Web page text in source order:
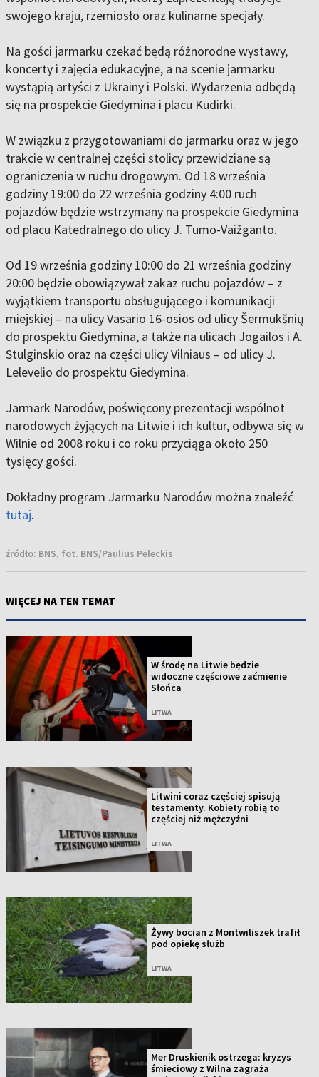
swojego kraju, rzemiosło oraz kulinarne specjały.
Na gości jarmarku czekać będą różnorodne wystawy,
koncerty i zajęcia edukacyjne, a na scenie jarmarku
wystąpią artyści z Ukrainy i Polski. Wydarzenia odbędą
się na prospekcie Giedymina i placu Kudirki.
W związku z przygotowaniami do jarmarku oraz w jego
trakcie w centralnej części stolicy przewidziane są
ograniczenia w ruchu drogowym. Od 18 września
godziny 19:00 do 22 września godziny 4:00 ruch
pojazdów będzie wstrzymany na prospekcie Giedymina
od placu Katedralnego do ulicy J. Tumo-Vaižganto.
Od 19 września godziny 10:00 do 21 września godziny
20:00 będzie obowiązywał zakaz ruchu pojazdów – z
wyjątkiem transportu obsługującego i komunikacji
miejskiej – na ulicy Vasario 16-osios od ulicy Šermukšnių
do prospektu Giedymina, a także na ulicach Jogailos i A.
Stulginskio oraz na części ulicy Vilniaus – od ulicy J.
Lelevelio do prospektu Giedymina.
Jarmark Narodów, poświęcony prezentacji wspólnot
narodowych żyjących na Litwie i ich kultur, odbywa się w
Wilnie od 2008 roku i co roku przyciąga około 250
tysięcy gości.
Dokładny program Jarmarku Narodów można znaleźć
tutaj.
źródło: BNS, fot. BNS/Paulius Peleckis
WIĘCEJ NA TEN TEMAT
W środę na Litwie będzie
widoczne częściowe zaćmienie
Słońca
LITWA
Litwini coraz częściej spisują
testamenty. Kobiety robią to
częściej niż mężczyźni
LITWA
Żywy bocian z Montwiliszek trafił
pod opiekę służb
LITWA
Mer Druskienik ostrzega: kryzys
śmieciowy z Wilna zagraża